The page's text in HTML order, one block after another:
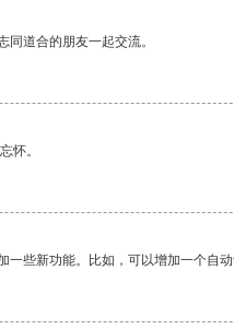
道合的朋友一起交流。
怀。
些新功能。比如，可以增加一个自